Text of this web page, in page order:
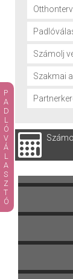
Számolj
Szakmai
PADLÓVÁLASZTÓ